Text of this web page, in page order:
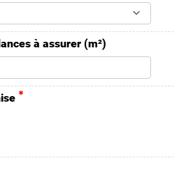
à assurer (m²)